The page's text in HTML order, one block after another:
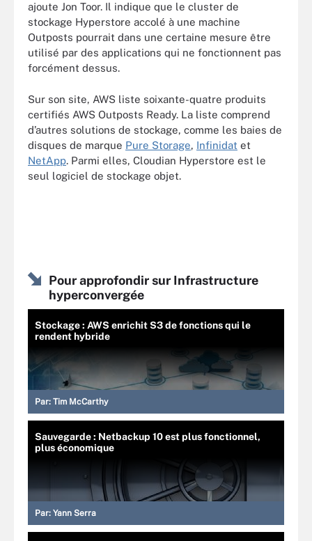
ajoute Jon Toor. Il indique que le cluster de
stockage Hyperstore accolé à une machine
Outposts pourrait dans une certaine mesure être
utilisé par des applications qui ne fonctionnent pas
forcément dessus.
Sur son site, AWS liste soixante-quatre produits
certifiés AWS Outposts Ready. La liste comprend
d’autres solutions de stockage, comme les baies de
disques de marque Pure Storage, Infinidat et
NetApp. Parmi elles, Cloudian Hyperstore est le
seul logiciel de stockage objet.
Pour approfondir sur Infrastructure
hyperconvergée
Stockage : AWS enrichit S3 de fonctions qui le
rendent hybride
Par: Tim McCarthy
Sauvegarde : Netbackup 10 est plus fonctionnel,
plus économique
Par: Yann Serra